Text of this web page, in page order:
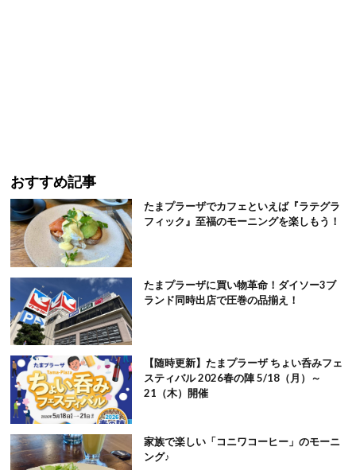
おすすめ記事
たまプラーザでカフェといえば『ラテグラ
フィック』至福のモーニングを楽しもう！
たまプラーザに買い物革命！ダイソー3ブ
ランド同時出店で圧巻の品揃え！
【随時更新】たまプラーザ ちょい呑みフェ
スティバル 2026春の陣 5/18（月）～
21（木）開催
家族で楽しい「コニワコーヒー」のモーニ
ング♪